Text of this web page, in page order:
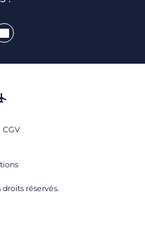
CGV
droits réservés.